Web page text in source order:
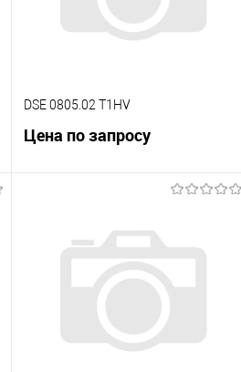
DSE 0805.02 T1HV
Цена по запросу
В корзину
К сравнению
В избранное
Под заказ